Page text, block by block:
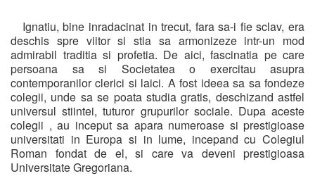
Ignatiu, bine inradacinat in trecut, fara sa-i fie sclav, era
deschis spre viitor si stia sa armonizeze intr-un mod
admirabil traditia si profetia. De aici, fascinatia pe care
persoana sa si Societatea o exercitau asupra
contemporanilor clerici si laici. A fost ideea sa sa fondeze
colegii, unde sa se poata studia gratis, deschizand astfel
universul stiintei, tuturor grupurilor sociale. Dupa aceste
colegii , au inceput sa apara numeroase si prestigioase
universitati in Europa si in lume, incepand cu Colegiul
Roman fondat de el, si care va deveni prestigioasa
Universitate Gregoriana.